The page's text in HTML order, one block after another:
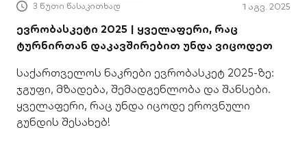
3 წუთი წასაკითხად 1 აგვ. 2025
ევრობასკეტი 2025 | ყველაფერი, რაც
ტურნირთან დაკავშირებით უნდა ვიცოდეთ
საქართველოს ნაკრები ევრობასკეტ 2025-ზე:
ჯგუფი, მზადება, შემადგენლობა და შანსები.
ყველაფერი, რაც უნდა იცოდე ეროვნული
გუნდის შესახებ!